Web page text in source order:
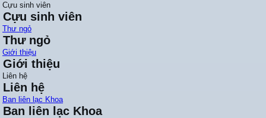
Cựu sinh viên
Cựu sinh viên
Thư ngỏ
Thư ngỏ
Giới thiệu
Giới thiệu
Liên hệ
Liên hệ
Ban liên lạc Khoa
Ban liên lạc Khoa